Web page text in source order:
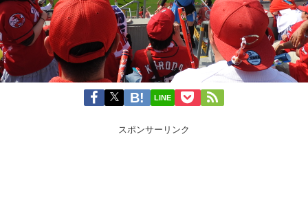
LINE
スポンサーリンク